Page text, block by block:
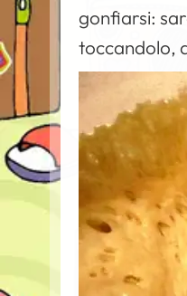
gonfiarsi:
toccandolo,